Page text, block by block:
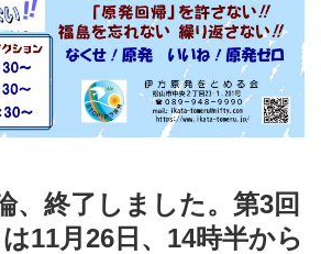
、終了しました。第3回
11月26日、14時半から